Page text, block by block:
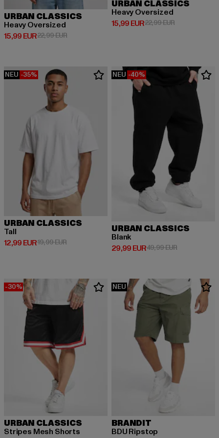
URBAN CLASSICS
Heavy Oversized
15,99 EUR
Derzeitiger Preis: 15,99 EUR
22,99 EURAktionspreis: 22,99 EUR
URBAN CLASSICS
Heavy Oversized
15,99 EUR
Derzeitiger Preis: 15,99 EUR
22,99 EURAktionspreis:
NEU -35%
URBAN CLASSICS
Tall
12,99 EUR
Derzeitiger Preis: 12,99 EUR
19,99 EURAktionspreis: 19,99 EUR
NEU -40%
URBAN CLASSICS
Blank
29,99 EUR
Derzeitiger Preis: 29,99 EUR
49,99 EURAktionspreis:
-30%
URBAN CLASSICS
Stripes Mesh Shorts
NEU
BRANDIT
BDU Ripstop